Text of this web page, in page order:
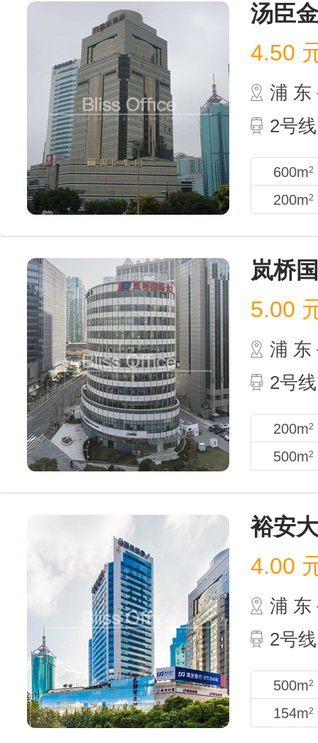
汤臣
4.50
浦 东
2号
600m2
200m2
岚桥
5.00
浦 东
2号
200m2
500m2
裕安
4.00
浦 东
2号
500m2
154m2